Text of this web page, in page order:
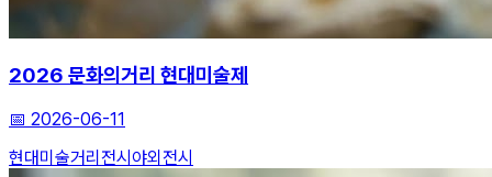
2026 문화의거리 현대미술제
📅 2026-06-11
현대미술거리전시 야외전시